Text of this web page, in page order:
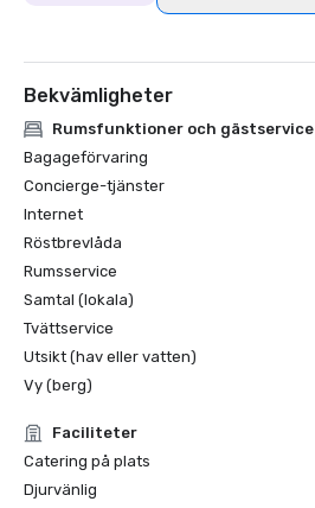
Bekvämligheter
Rumsfunktioner och gästservice
Bagageförvaring
Concierge-tjänster
Internet
Röstbrevlåda
Rumsservice
Samtal (lokala)
Tvättservice
Utsikt (hav eller vatten)
Vy (berg)
Faciliteter
Catering på plats
Djurvänlig